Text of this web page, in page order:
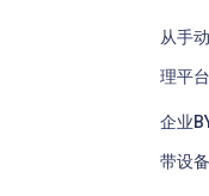
从手
理平
企业
带设